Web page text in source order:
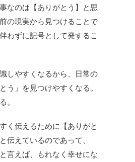
なのは【ありがとう】と思
の現実から見つけることで
わずに記号として発するこ
しやすくなるから、日常の
う」を見つけやすくなる。
。
く伝えるために【ありがと
伝えているのであって、
言えば、もれなく幸せにな